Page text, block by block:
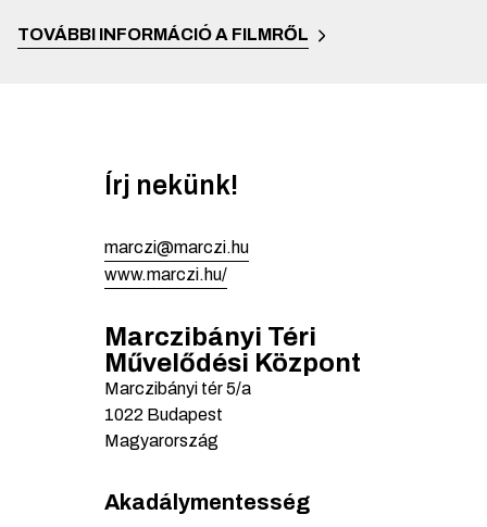
TOVÁBBI INFORMÁCIÓ A FILMRŐL
Írj nekünk!
marczi@marczi.hu
www.marczi.hu/
Marczibányi Téri
Művelődési Központ
Marczibányi tér5/a
1022 Budapest
Magyarország
Akadálymentesség